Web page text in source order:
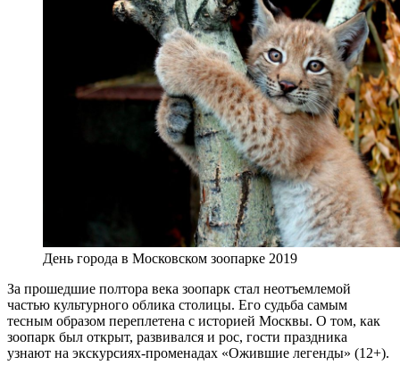
День города в Московском зоопарке 2019
За прошедшие полтора века зоопарк стал неотъемлемой
частью культурного облика столицы. Его судьба самым
тесным образом переплетена с историей Москвы. О том, как
зоопарк был открыт, развивался и рос, гости праздника
узнают на экскурсиях-променадах «Ожившие легенды» (12+).